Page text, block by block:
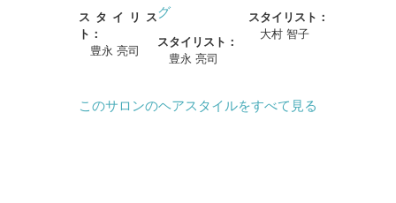
スタイリス
ト：
豊永 亮司
グ
スタイリスト：
豊永 亮司
スタイリスト：
大村 智子
このサロンのヘアスタイルをすべて見る